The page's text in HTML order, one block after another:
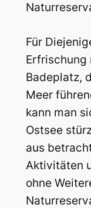
Für
Erfrischung
Badeplatz,
Meer
kann man
Ostsee
aus
Aktivitäten
ohne